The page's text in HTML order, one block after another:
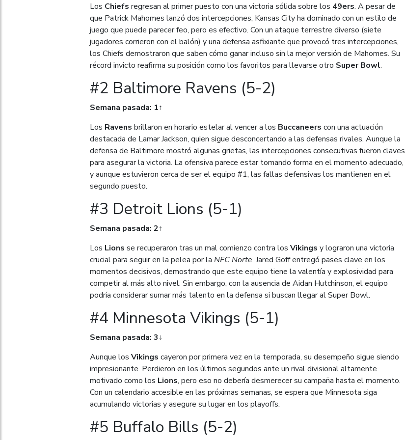
Los Chiefs regresan al primer puesto con una victoria sólida sobre los 49ers. A pesar de
que Patrick Mahomes lanzó dos intercepciones, Kansas City ha dominado con un estilo de
juego que puede parecer feo, pero es efectivo. Con un ataque terrestre diverso (siete
jugadores corrieron con el balón) y una defensa asfixiante que provocó tres intercepciones,
los Chiefs demostraron que saben cómo ganar incluso sin la mejor versión de Mahomes. Su
récord invicto reafirma su posición como los favoritos para llevarse otro Super Bowl.
#2 Baltimore Ravens (5-2)
Semana pasada: 1↑
Los Ravens brillaron en horario estelar al vencer a los Buccaneers con una actuación
destacada de Lamar Jackson, quien sigue desconcertando a las defensas rivales. Aunque la
defensa de Baltimore mostró algunas grietas, las intercepciones consecutivas fueron claves
para asegurar la victoria. La ofensiva parece estar tomando forma en el momento adecuado,
y aunque estuvieron cerca de ser el equipo #1, las fallas defensivas los mantienen en el
segundo puesto.
#3 Detroit Lions (5-1)
Semana pasada: 2↑
Los Lions se recuperaron tras un mal comienzo contra los Vikings y lograron una victoria
crucial para seguir en la pelea por la NFC Norte. Jared Goff entregó pases clave en los
momentos decisivos, demostrando que este equipo tiene la valentía y explosividad para
competir al más alto nivel. Sin embargo, con la ausencia de Aidan Hutchinson, el equipo
podría considerar sumar más talento en la defensa si buscan llegar al Super Bowl.
#4 Minnesota Vikings (5-1)
Semana pasada: 3↓
Aunque los Vikings cayeron por primera vez en la temporada, su desempeño sigue siendo
impresionante. Perdieron en los últimos segundos ante un rival divisional altamente
motivado como los Lions, pero eso no debería desmerecer su campaña hasta el momento.
Con un calendario accesible en las próximas semanas, se espera que Minnesota siga
acumulando victorias y asegure su lugar en los playoffs.
#5 Buffalo Bills (5-2)